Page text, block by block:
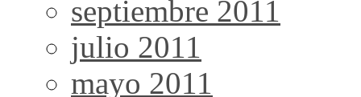
septiembre 2011
julio 2011
mayo 2011